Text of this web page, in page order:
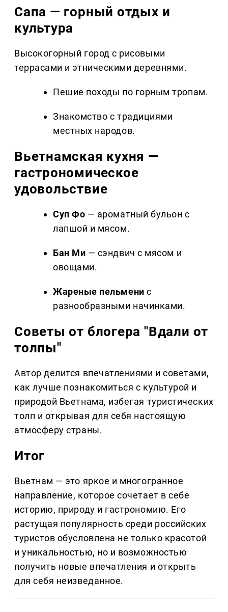
Сапа — горный отдых и
культура
Высокогорный город с рисовыми
террасами и этническими деревнями.
Пешие походы по горным тропам.
Знакомство с традициями
местных народов.
Вьетнамская кухня —
гастрономическое
удовольствие
Суп Фо — ароматный бульон с
лапшой и мясом.
Бан Ми — сэндвич с мясом и
овощами.
Жареные пельмени с
разнообразными начинками.
Советы от блогера "Вдали от
толпы"
Автор делится впечатлениями и советами,
как лучше познакомиться с культурой и
природой Вьетнама, избегая туристических
толп и открывая для себя настоящую
атмосферу страны.
Итог
Вьетнам — это яркое и многогранное
направление, которое сочетает в себе
историю, природу и гастрономию. Его
растущая популярность среди российских
туристов обусловлена не только красотой
и уникальностью, но и возможностью
получить новые впечатления и открыть
для себя неизведанное.